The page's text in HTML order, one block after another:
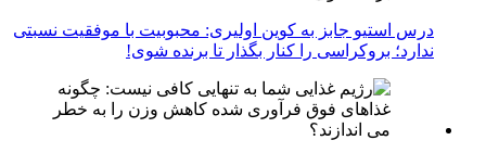
درس استیو جابز به کوین اولیری: محبوبیت با موفقیت نسبتی
ندارد؛ بروکراسی را کنار بگذار تا برنده شوی!